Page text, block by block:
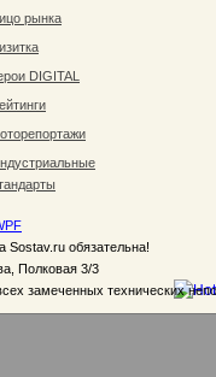
рынка
DIGITAL
Sostav.ru обязательна!
Полковая 3/3
замеченных технических